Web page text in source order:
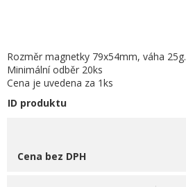
Rozměr magnetky 79x54mm, váha 25g.
Minimální odběr 20ks
Cena je uvedena za 1ks
ID produktu
Cena bez DPH